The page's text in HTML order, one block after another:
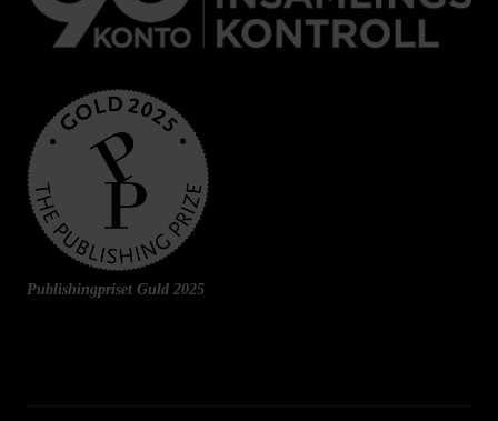
Publishingpriset Guld 2025